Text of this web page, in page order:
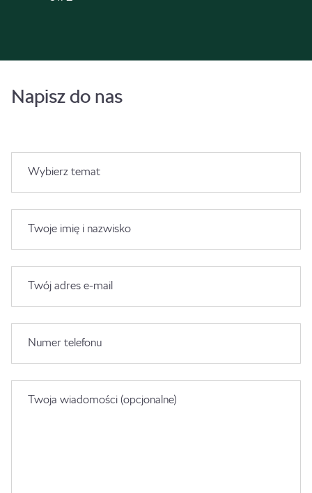
Napisz do nas
Wybierz temat
Twoje imię i nazwisko
Twój adres e-mail
Numer telefonu
Twoja wiadomości (opcjonalne)